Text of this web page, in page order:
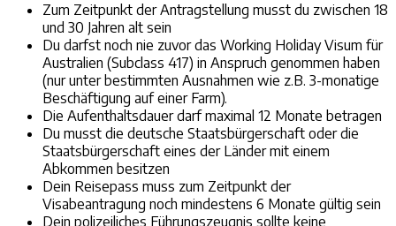
Zum Zeitpunkt der Antragstellung musst du zwischen 18
und 30 Jahren alt sein
Du darfst noch nie zuvor das Working Holiday Visum für
Australien (Subclass 417) in Anspruch genommen haben
(nur unter bestimmten Ausnahmen wie z.B. 3-monatige
Beschäftigung auf einer Farm).
Die Aufenthaltsdauer darf maximal 12 Monate betragen
Du musst die deutsche Staatsbürgerschaft oder die
Staatsbürgerschaft eines der Länder mit einem
Abkommen besitzen
Dein Reisepass muss zum Zeitpunkt der
Visabeantragung noch mindestens 6 Monate gültig sein
Dein polizeiliches Führungszeugnis sollte keine